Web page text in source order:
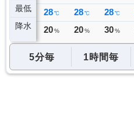
最低
降水
28 ℃
0 ミリ
28 ℃
20 %
28 ℃
20 %
28 ℃
30 %
5分毎 1時間毎